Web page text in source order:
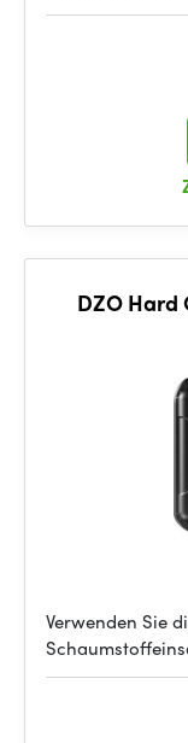
DZO Hard
Verwenden Sie